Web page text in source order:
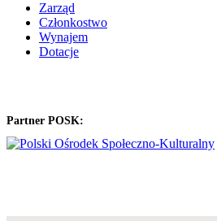
Zarząd
Członkostwo
Wynajem
Dotacje
Partner POSK: